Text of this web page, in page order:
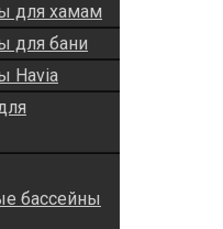
для хамам
для бани
Havia
бассейны